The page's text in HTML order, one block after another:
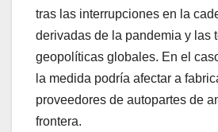
tras las interrupciones en la
derivadas de la pandemia y las
geopolíticas globales. En el
la medida podría afectar a
proveedores de autopartes de
frontera.